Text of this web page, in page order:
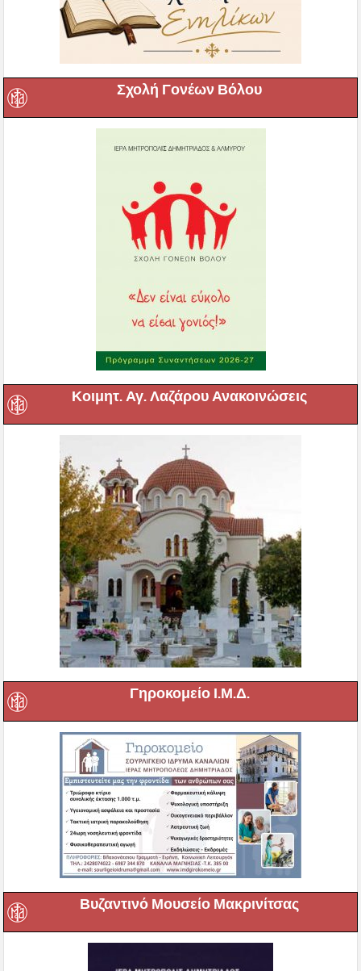
Σχολή Γονέων Βόλου
Κοιμητ. Αγ. Λαζάρου Ανακοινώσεις
Γηροκομείο Ι.Μ.Δ.
Βυζαντινό Μουσείο Μακρινίτσας